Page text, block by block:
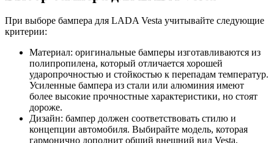
При выборе бампера для LADA Vesta учитывайте следующие
критерии:
Материал: оригинальные бамперы изготавливаются из
полипропилена, который отличается хорошей
ударопрочностью и стойкостью к перепадам температур.
Усиленные бампера из стали или алюминия имеют
более высокие прочностные характеристики, но стоят
дороже.
Дизайн: бампер должен соответствовать стилю и
концепции автомобиля. Выбирайте модель, которая
гармонично дополнит общий внешний вид Vesta.